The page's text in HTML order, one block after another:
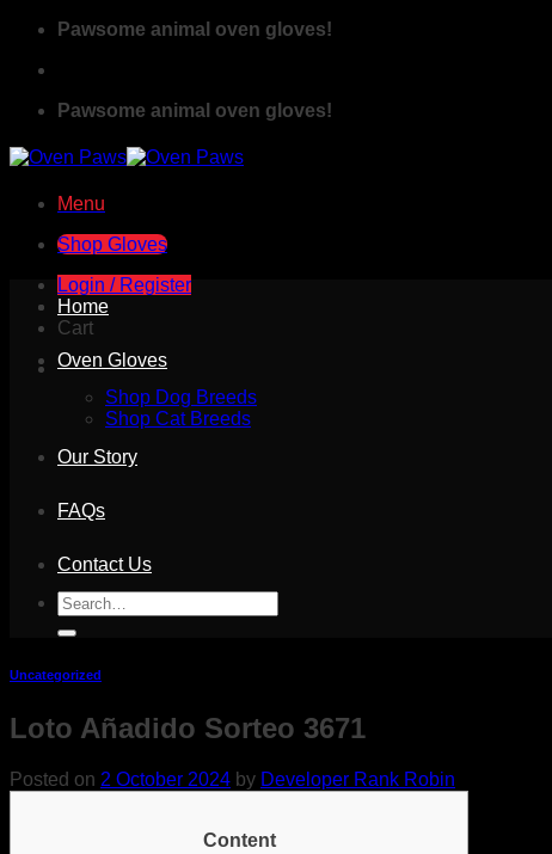
Skip
content
Pawsome animal oven gloves!
Pawsome animal oven gloves!
Menu
Shop Gloves
Login / Register
Cart
Home
Oven Gloves
Shop Dog Breeds
Shop Cat Breeds
Our Story
FAQs
Contact Us
Search
for:
Uncategorized
Loto Añadido Sorteo 3671
Posted on 2 October 2024 by Developer Rank Robin
Content